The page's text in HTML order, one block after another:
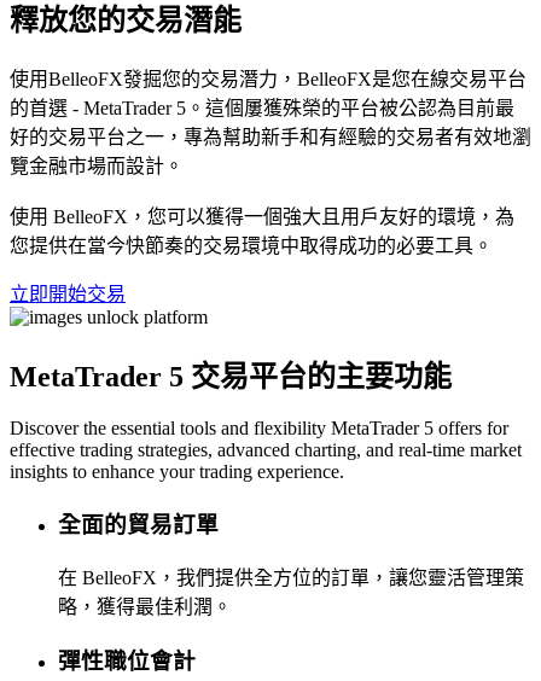
釋放您的交易潛能
使用BelleoFX發掘您的交易潛力，BelleoFX是您在線交易平台
的首選 - MetaTrader 5。這個屢獲殊榮的平台被公認為目前最
好的交易平台之一，專為幫助新手和有經驗的交易者有效地瀏
覽金融市場而設計。
使用 BelleoFX，您可以獲得一個強大且用戶友好的環境，為
您提供在當今快節奏的交易環境中取得成功的必要工具。
立即開始交易
MetaTrader 5 交易平台的主要功能
Discover the essential tools and flexibility MetaTrader 5 offers for
effective trading strategies, advanced charting, and real-time market
insights to enhance your trading experience.
全面的貿易訂單
在 BelleoFX，我們提供全方位的訂單，讓您靈活管理策
略，獲得最佳利潤。
彈性職位會計